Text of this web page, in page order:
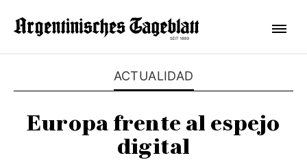
ACTUALIDAD
Europa frente al espejo
digital